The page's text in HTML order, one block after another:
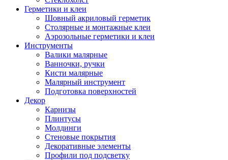
Герметики и клеи
Шовный акриловый герметик
Столярные и монтажные клеи
Аэрозольные герметики и клеи
Инструменты
Валики малярные
Ванночки, ручки
Кисти малярные
Малярный инструмент
Подготовка поверхностей
Декор
Карнизы
Плинтусы
Молдинги
Стеновые покрытия
Декоративные элементы
Профили под подсветку